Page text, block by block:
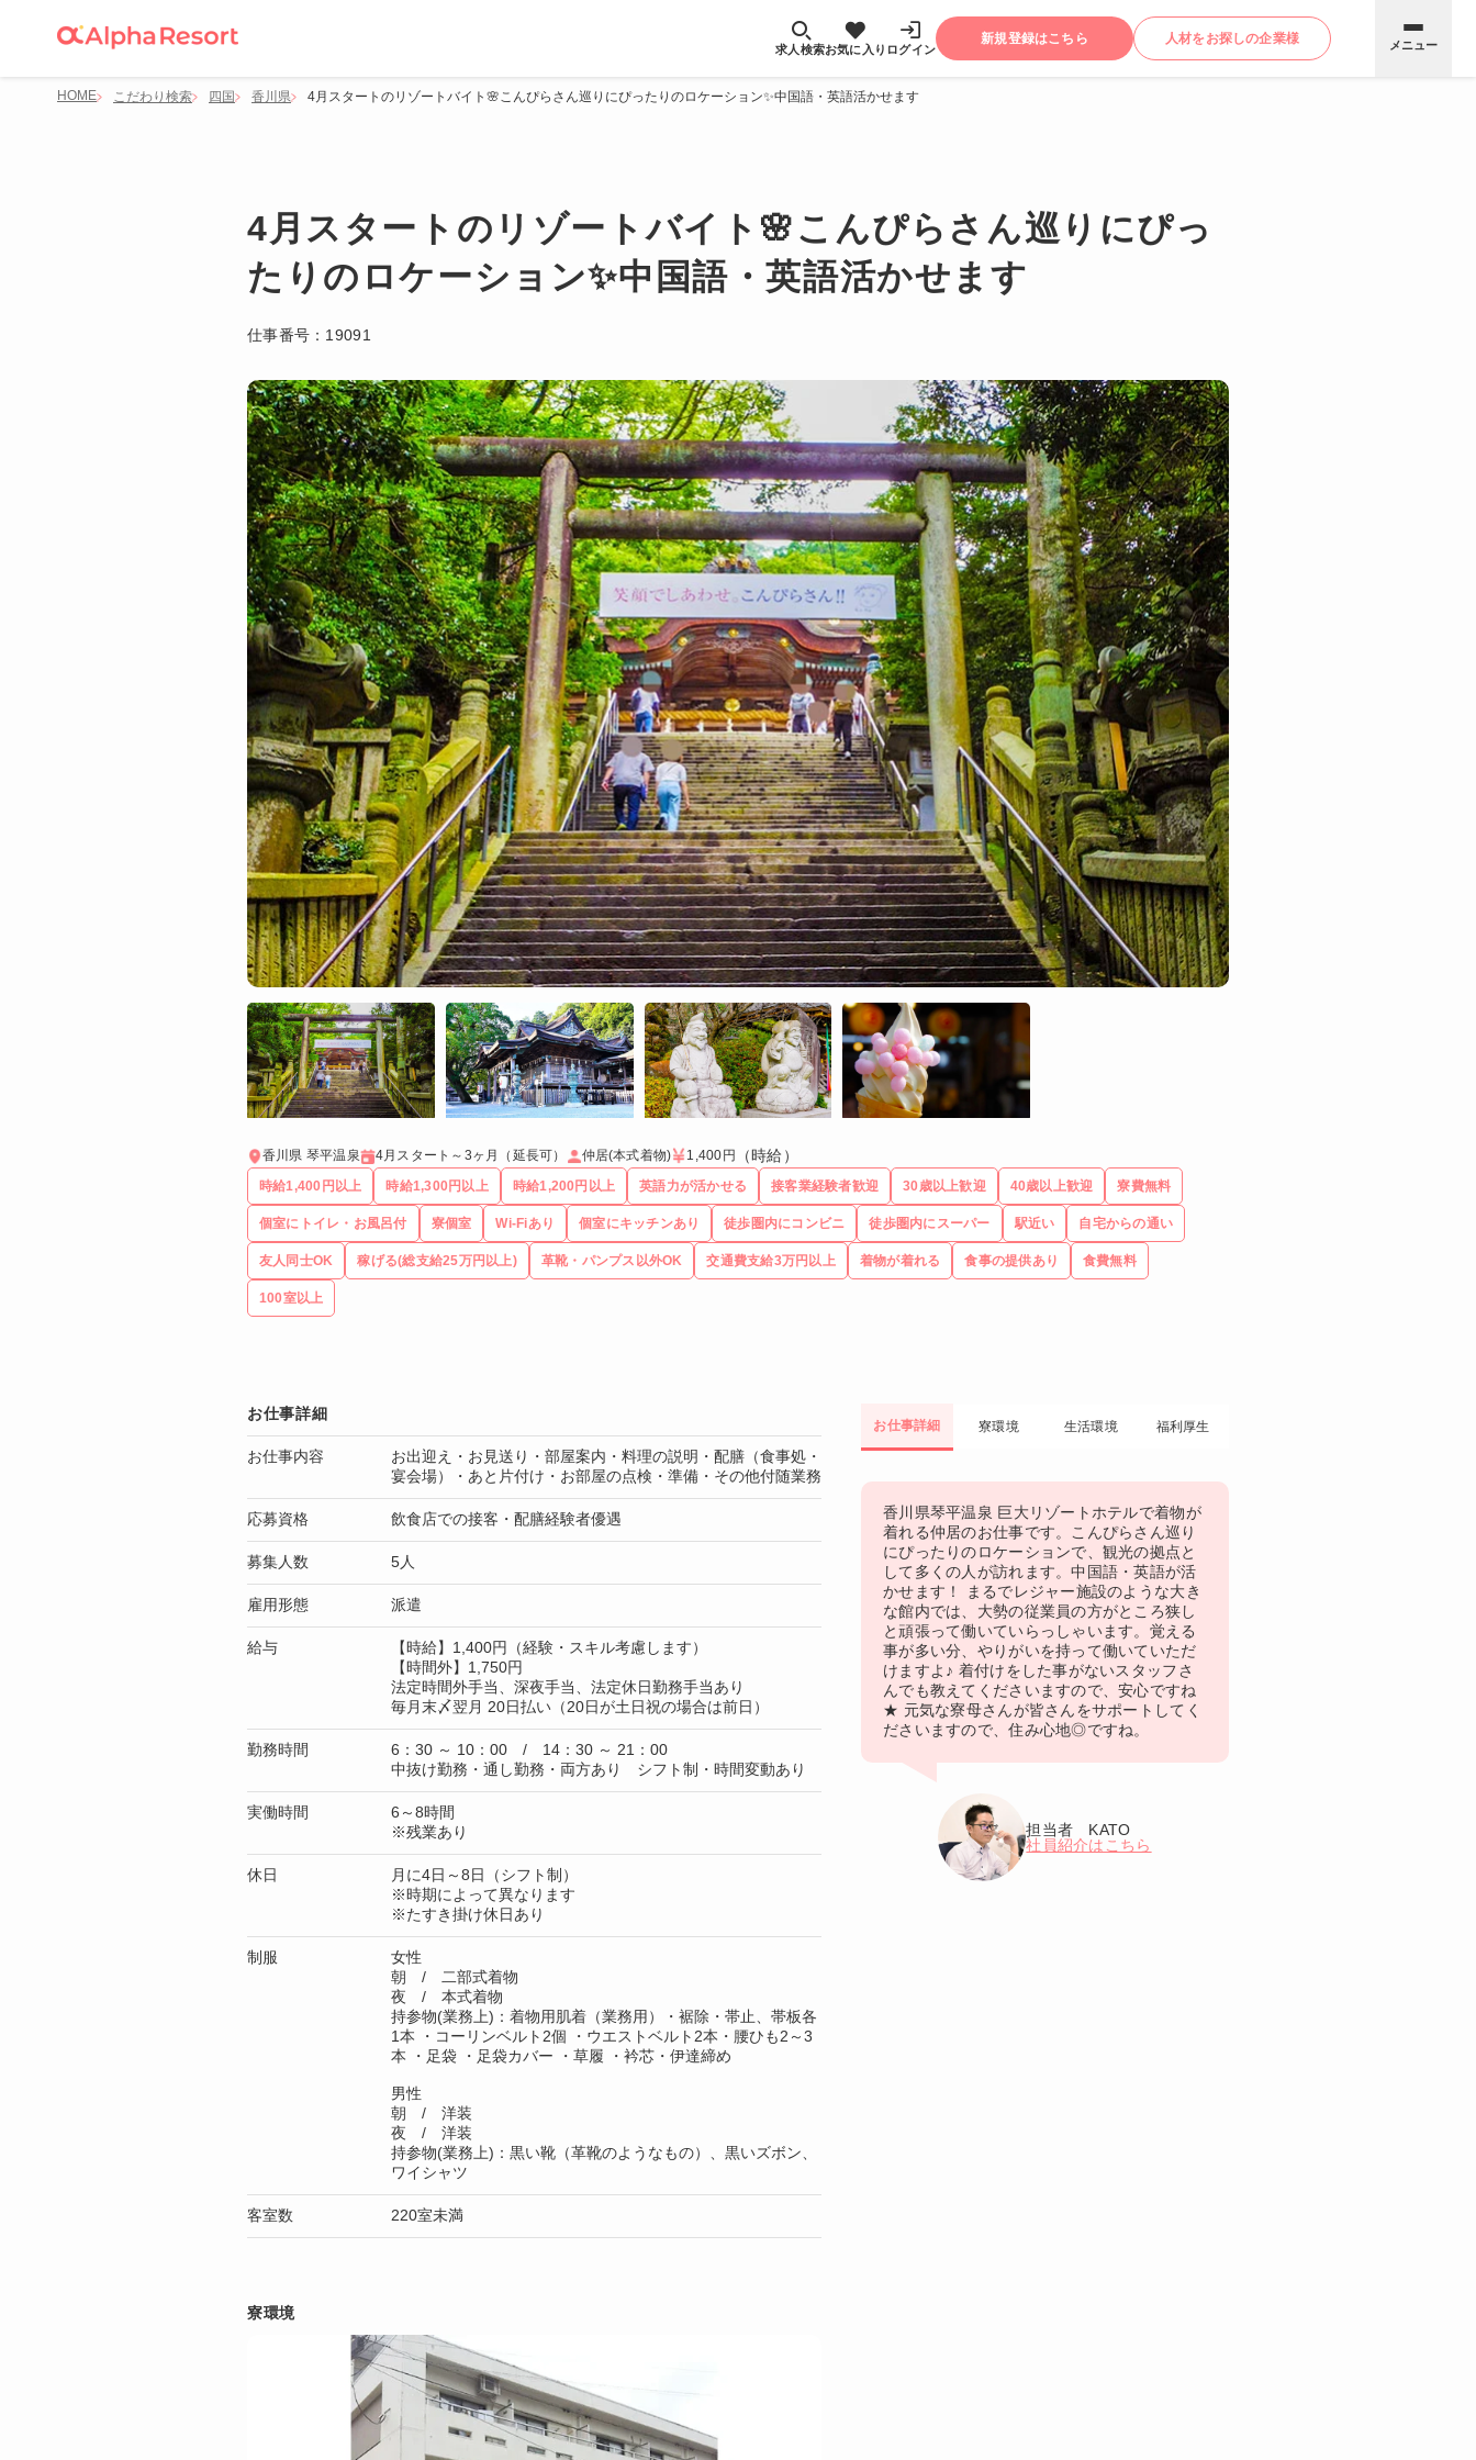
求人検索お気に入り ログイン
新規登録はこちら 人材をお探しの企業様 メニュー
HOME こだわり検索 四国 香川県 4月スタートのリゾートバイト🌸こんぴらさん巡りにぴったりのロケーション✨中国語・英語活かせます
4月スタートのリゾートバイト🌸こんぴらさん巡りにぴっ
たりのロケーション✨中国語・英語活かせます
仕事番号： 19091
香川県 琴平温泉 4月スタート～3ヶ月（延長可） 仲居(本式着物) 1,400円 （時給）
時給1,400円以上 時給1,300円以上 時給1,200円以上 英語力が活かせる 接客業経験者歓迎 30歳以上歓迎 40歳以上歓迎 寮費無料
個室にトイレ・お風呂付 寮個室 Wi-Fiあり 個室にキッチンあり 徒歩圏内にコンビニ 徒歩圏内にスーパー 駅近い 自宅からの通い
友人同士OK 稼げる(総支給25万円以上) 革靴・パンプス以外OK 交通費支給3万円以上 着物が着れる 食事の提供あり 食費無料
100室以上
お仕事詳細 寮環境 生活環境 福利厚生
香川県琴平温泉 巨大リゾートホテルで着物が
着れる仲居のお仕事です。こんぴらさん巡り
にぴったりのロケーションで、観光の拠点と
して多くの人が訪れます。中国語・英語が活
かせます！ まるでレジャー施設のような大き
な館内では、大勢の従業員の方がところ狭し
と頑張って働いていらっしゃいます。覚える
事が多い分、やりがいを持って働いていただ
けますよ♪ 着付けをした事がないスタッフさ
んでも教えてくださいますので、安心ですね
★ 元気な寮母さんが皆さんをサポートしてく
ださいますので、住み心地◎ですね。
担当者 KATO
社員紹介はこちら
お仕事詳細
お仕事内容
お出迎え・お見送り・部屋案内・料理の説明・配膳（食事処・
宴会場）・あと片付け・お部屋の点検・準備・その他付随業務
応募資格 飲食店での接客・配膳経験者優遇
募集人数 5人
雇用形態 派遣
給与
【時給】1,400円（経験・スキル考慮します）
【時間外】1,750円
法定時間外手当、深夜手当、法定休日勤務手当あり
毎月末〆翌月 20日払い（20日が土日祝の場合は前日）
勤務時間
6：30 ～ 10：00 / 14：30 ～ 21：00
中抜け勤務・通し勤務・両方あり シフト制・時間変動あり
実働時間
6～8時間
※残業あり
休日
月に4日～8日（シフト制）
※時期によって異なります
※たすき掛け休日あり
制服
女性
朝 / 二部式着物
夜 / 本式着物
持参物(業務上)：着物用肌着（業務用）・裾除・帯止、帯板各
1本 ・コーリンベルト2個 ・ウエストベルト2本・腰ひも2～3
本 ・足袋 ・足袋カバー ・草履 ・衿芯・伊達締め
男性
朝 / 洋装
夜 / 洋装
持参物(業務上)：黒い靴（革靴のようなもの）、黒いズボン、
ワイシャツ
客室数 220室未満
寮環境